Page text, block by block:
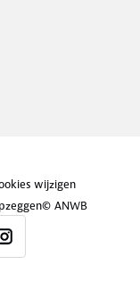
wijzigen
© ANWB